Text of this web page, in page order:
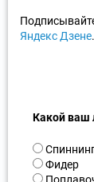
Яндекс Дзене.
Какой ваш
В
а Фидер